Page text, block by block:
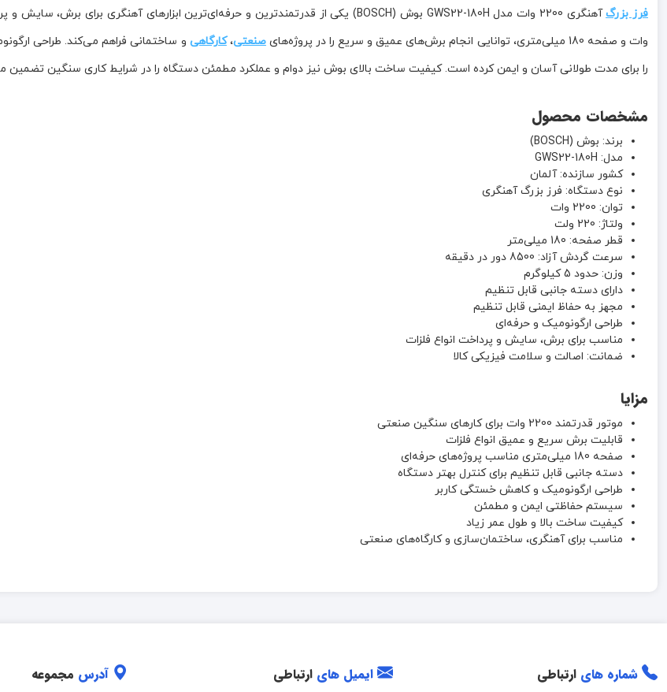
فرز بزرگآهنگری 2200 وات مدل GWS22-180H بوش (BOSCH) یکی از قدرتمندترین و حرفه‌ای‌ترین ابزارهای آهنگری برای برش، سایش و پرداخت انواع فلزات و مصالح
وات و صفحه 180 میلی‌متری، توانایی انجام برش‌های عمیق و سریع را در پروژه‌های
صنعتی،کارگاهی و ساختمانی فراهم می‌کند. طراحی
را برای مدت طولانی آسان و ایمن کرده است. کیفیت ساخت بالای بوش نیز دوام و عملکرد مطمئن دستگاه را در شرایط کاری سنگین تضمین
مشخصات محصول
برند: بوش (BOSCH)
مدل: GWS22-180H
کشور سازنده: آلمان
نوع دستگاه: فرز بزرگ آهنگری
توان: 2200 وات
ولتاژ: 220 ولت
قطر صفحه: 180 میلی‌متر
سرعت گردش آزاد: 8500 دور در دقیقه
وزن: حدود 5 کیلوگرم
دارای دسته جانبی قابل تنظیم
مجهز به حفاظ ایمنی قابل تنظیم
طراحی ارگونومیک و حرفه‌ای
مناسب برای برش، سایش و پرداخت انواع فلزات
ضمانت: اصالت و سلامت فیزیکی کالا
مزایا
موتور قدرتمند 2200 وات برای کارهای سنگین صنعتی
قابلیت برش سریع و عمیق انواع فلزات
صفحه 180 میلی‌متری مناسب پروژه‌های حرفه‌ای
دسته جانبی قابل تنظیم برای کنترل بهتر دستگاه
طراحی ارگونومیک و کاهش خستگی کاربر
سیستم حفاظتی ایمن و مطمئن
کیفیت ساخت بالا و طول عمر زیاد
مناسب برای آهنگری، ساختمان‌سازی و کارگاه‌های صنعتی
شماره های ارتباطی ایمیل های ارتباطی آدرس مجموعه